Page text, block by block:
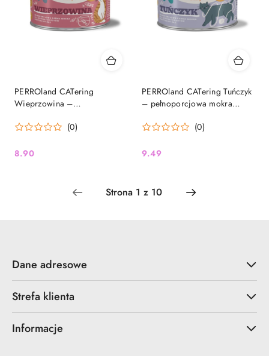
PERROland CATering
Wieprzowina –
dla kota, mus, 185 g
(0)
Cena:
8.90
PERROland CATering Tuńczyk
– pełnoporcjowa mokra
(0)
Cena:
9.49
Dane adresowe
Strefa klienta
Informacje